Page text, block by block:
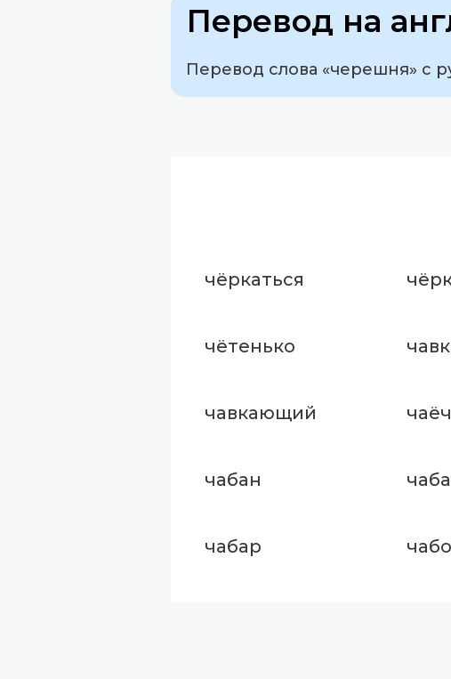
Перевод на
Перевод слова «черешня» с
чёркаться
чётенько
чавкающий
чабан
чабар